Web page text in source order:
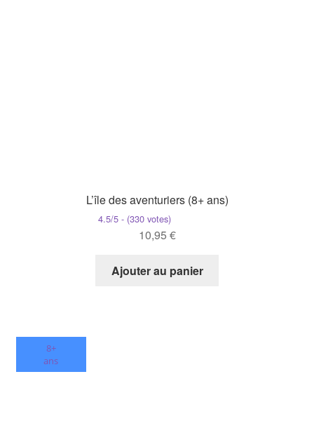
L’île des aventuriers (8+ ans)
4.5/5 - (330 votes)
10,95 €
Ajouter au panier
8+
ans